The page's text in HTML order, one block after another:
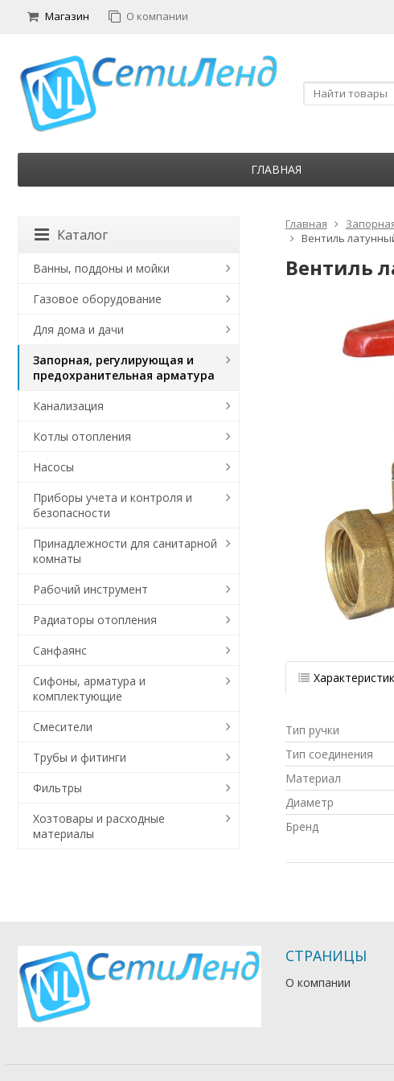
Магазин О компании
ГЛАВНАЯ
Главная
Вентиль
Вентиль
Тип ручки
Тип соединения
Материал
Диаметр
Бренд
Каталог
Ванны, поддоны и мойки
Газовое оборудование
Для дома и дачи
Запорная, регулирующая и
предохранительная арматура
Канализация
Котлы отопления
Насосы
Приборы учета и контроля и
безопасности
Принадлежности для санитарной
комнаты
Рабочий инструмент
Радиаторы отопления
Санфаянс
Сифоны, арматура и
комплектующие
Смесители
Трубы и фитинги
Фильтры
Хозтовары и расходные
материалы
СТРАНИЦЫ
О компании